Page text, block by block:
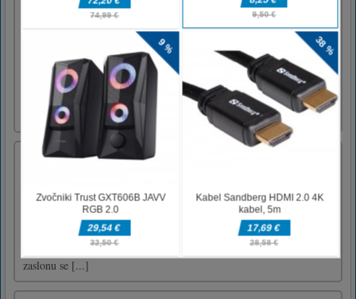
Game Candy love match
Candy love are greeting you in our new
terrific match 3 puzzle. Help the angel
complete the level. You can use your free time
to enjoy the fun of it. Swap adjacent tiles,
make the line of at least three candies of the
same color and remove them from the
field.Match 3 or more iden [...]
Vozi previdno
desno brez trkov. imate lahko 5 zrušitev. Ko
igrate, zbirajte kovance na cesti za svoj
rezultat. Na zaslonu se lahko dotaknete levo in
desno ali puščične tipke levo in desno na
tipkovnici ali igralni ploščici. Uživajte!Na
zaslonu se [...]